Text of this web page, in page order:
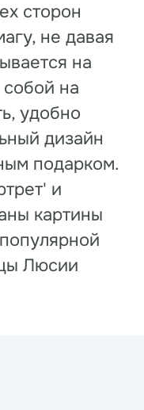
сторон
не давая
на
на
удобно
дизайн
подарком.
и
картины
Люсии